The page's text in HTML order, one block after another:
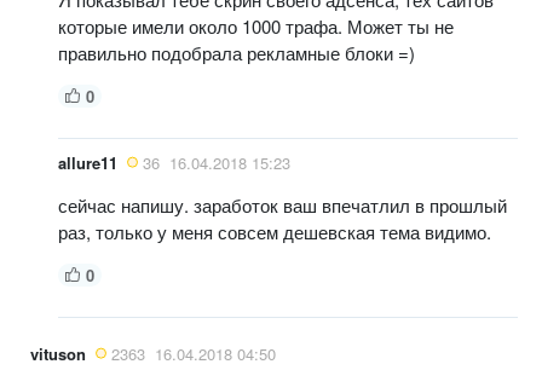
которые имели около 1000 трафа. Может ты не
правильно подобрала рекламные блоки =)
0
allure11 36 16.04.2018 15:23
сейчас напишу. заработок ваш впечатлил в прошлый
раз, только у меня совсем дешевская тема видимо.
0
vituson 2363 16.04.2018 04:50